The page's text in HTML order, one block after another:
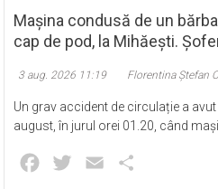
Mașina condusă de un
cap de pod, la Mihăești.
3 aug. 2026 11:19 Florentina Ștefan
Un grav accident de circulație a
august, în jurul orei 01.20, când
Facebook
Twitter Email